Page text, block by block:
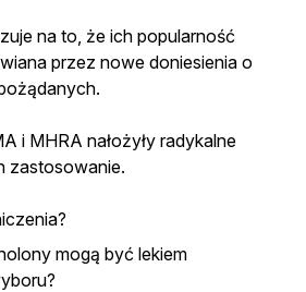
na to, że ich popularność
przez nowe doniesienia o
i MHRA nałożyły radykalne
zastosowanie.
mogą być lekiem